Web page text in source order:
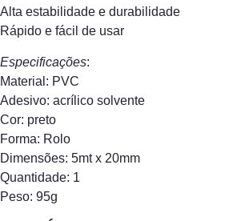
Alta estabilidade e durabilidade
Rápido e fácil de usar
Especificações:
Material: PVC
Adesivo: acrílico solvente
Cor: preto
Forma: Rolo
Dimensões: 5mt x 20mm
Quantidade: 1
Peso: 95g